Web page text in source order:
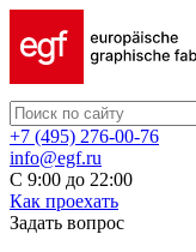
+7 (495) 276-00-76
info@egf.ru
С 9:00 до 22:00
Как проехать
Задать вопрос